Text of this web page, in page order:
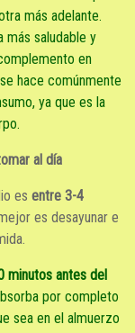
más adelante.
más saludable y
en
hace comúnmente
ya que es la
al día
es entre 3-4
es desayunar e
minutos antes del
por completo
sea en el almuerzo